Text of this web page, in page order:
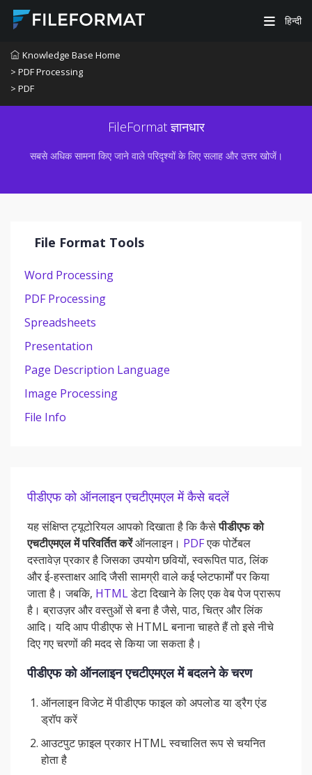
हिन्दी
Knowledge Base Home
> PDF Processing
> PDF
FileFormat ज्ञानधार
सबसे अधिक सामना किए जाने वाले परिदृश्यों के लिए सलाह और उत्तर खोजें।
File Format Tools
Word Processing
PDF Processing
Spreadsheets
Presentation
Page Description Language
Image Processing
File Info
पीडीएफ को ऑनलाइन एचटीएमएल में कैसे बदलें
यह संक्षिप्त ट्यूटोरियल आपको दिखाता है कि कैसेपीडीएफ को
एचटीएमएल में परिवर्तित करेंऑनलाइन। PDFएक पोर्टेबल
दस्तावेज़ प्रकार है जिसका उपयोग छवियों, स्वरूपित पाठ, लिंक
और ई-हस्ताक्षर आदि जैसी सामग्री वाले कई प्लेटफार्मों पर किया
जाता है। जबकि, HTMLडेटा दिखाने के लिए एक वेब पेज प्रारूप
है। ब्राउज़र और वस्तुओं से बना है जैसे, पाठ, चित्र और लिंक
आदि। यदि आप पीडीएफ से HTML बनाना चाहते हैं तो इसे नीचे
दिए गए चरणों की मदद से किया जा सकता है।
पीडीएफ को ऑनलाइन एचटीएमएल में बदलने के चरण
ऑनलाइन विजेट में पीडीएफ फाइल को अपलोड या ड्रैग एंड
ड्रॉप करें
आउटपुट फ़ाइल प्रकार HTML स्वचालित रूप से चयनित
होता है